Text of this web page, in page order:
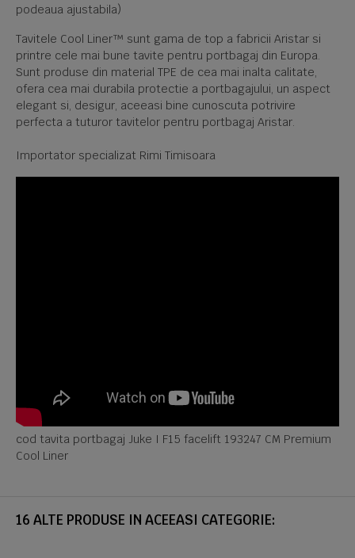
podeaua ajustabila)
Tavitele Cool Liner™ sunt gama de top a fabricii Aristar si
printre cele mai bune tavite pentru portbagaj din Europa.
Sunt produse din material TPE de cea mai inalta calitate,
ofera cea mai durabila protectie a portbagajului, un aspect
elegant si, desigur, aceeasi bine cunoscuta potrivire
perfecta a tuturor tavitelor pentru portbagaj Aristar.
Importator specializat Rimi Timisoara
cod tavita portbagaj Juke I F15 facelift 193247 CM Premium
Cool Liner
16 ALTE PRODUSE IN ACEEASI CATEGORIE: